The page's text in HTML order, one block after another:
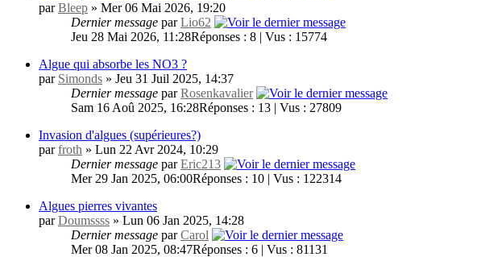
parBleep » Mer 06 Mai 2026, 19:20
Dernier message parLio62
Jeu 28 Mai 2026, 11:28Réponses : 8 | Vus : 15774
Algue qui absorbe les NO3 ?
par Simonds » Jeu 31 Juil 2025, 14:37
Dernier message parRosenkavalier
Sam 16 Aoû 2025, 16:28Réponses : 13 | Vus : 27809
Invasion d'algues (supérieures?)
parfroth » Lun 22 Avr 2024, 10:29
Dernier message parEric213
Mer 29 Jan 2025, 06:00Réponses : 10 | Vus : 122314
Algues pierres vivantes
parDoumssss » Lun 06 Jan 2025, 14:28
Dernier message parCarol
Mer 08 Jan 2025, 08:47Réponses : 6 | Vus : 81131